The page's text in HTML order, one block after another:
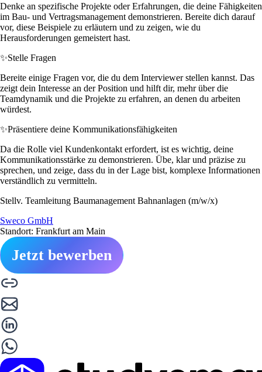
Denke an spezifische Projekte oder Erfahrungen, die deine Fähigkeiten
im Bau- und Vertragsmanagement demonstrieren. Bereite dich darauf
vor, diese Beispiele zu erläutern und zu zeigen, wie du
Herausforderungen gemeistert hast.
✨Stelle Fragen
Bereite einige Fragen vor, die du dem Interviewer stellen kannst. Das
zeigt dein Interesse an der Position und hilft dir, mehr über die
Teamdynamik und die Projekte zu erfahren, an denen du arbeiten
würdest.
✨Präsentiere deine Kommunikationsfähigkeiten
Da die Rolle viel Kundenkontakt erfordert, ist es wichtig, deine
Kommunikationsstärke zu demonstrieren. Übe, klar und präzise zu
sprechen, und zeige, dass du in der Lage bist, komplexe Informationen
verständlich zu vermitteln.
Stellv. Teamleitung Baumanagement Bahnanlagen (m/w/x)
Sweco GmbH
Standort: Frankfurt am Main
Jetzt bewerben